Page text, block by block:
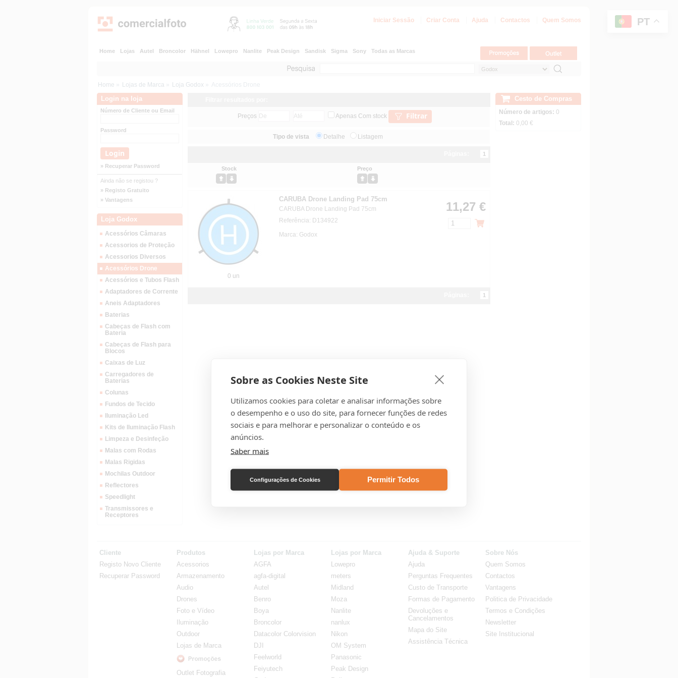
Sobre as Cookies Neste Site
Utilizamos cookies para coletar e analisar informações sobre
o desempenho e o uso do site, para fornecer funções de redes
sociais e para melhorar e personalizar o conteúdo e os
anúncios.
Saber mais
Configurações de Cookies Permitir Todos
PT
Iniciar Sessão Criar Conta Ajuda Contactos Quem Somos
Home Lojas Autel Broncolor Hähnel Lowepro Nanlite Peak Design Sandisk Sigma Sony Todas as Marcas
Home » Lojas de Marca » Loja Godox » Acessórios Drone
Login na loja
Número de Cliente ou Email
Password
» Recuperar Password
Ainda não se registou ?
» Registo Gratuito
» Vantagens
Loja Godox
Acessórios Câmaras
Acessorios de Proteção
Acessorios Diversos
Acessórios Drone
Acessórios e Tubos Flash
Adaptadores de Corrente
Aneis Adaptadores
Baterias
Cabeças de Flash com
Bateria
Cabeças de Flash para
Blocos
Caixas de Luz
Carregadores de
Baterias
Colunas
Fundos de Tecido
Iluminação Led
Kits de Iluminação Flash
Limpeza e Desinfeção
Malas com Rodas
Malas Rigidas
Mochilas Outdoor
Reflectores
Speedlight
Transmissores e
Receptores
Preços Apenas Com stock Filtrar
Tipo de vista Detalhe Listagem
1
Stock Preço
0 un
CARUBA Drone Landing Pad 75cm
CARUBA Drone Landing Pad 75cm
Referência: D134922
Marca: Godox
11,27 €
1
Cesto de Compras
Número de artigos: 0
Total: 0,00 €
Cliente
Registo Novo Cliente
Recuperar Password
Produtos
Acessorios
Armazenamento
Audio
Drones
Foto e Vídeo
Iluminação
Outdoor
Lojas de Marca
Outlet Fotografia
Lojas por Marca
AGFA
agfa-digital
Autel
Benro
Boya
Broncolor
Datacolor Colorvision
DJI
Feelworld
Feiyutech
Lojas por Marca
Lowepro
meters
Midland
Moza
Nanlite
nanlux
Nikon
OM System
Panasonic
Peak Design
Ajuda & Suporte
Ajuda
Perguntas Frequentes
Custo de Transporte
Formas de Pagamento
Devoluções e
Cancelamentos
Mapa do Site
Assistência Técnica
Sobre Nós
Quem Somos
Contactos
Vantagens
Politica de Privacidade
Termos e Condições
Newsletter
Site Institucional